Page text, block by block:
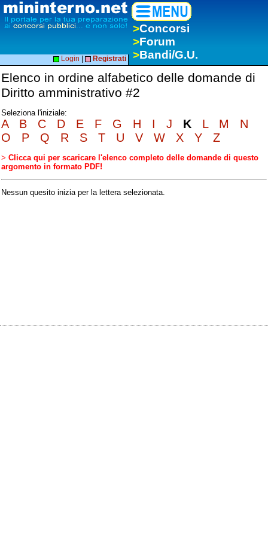
>Concorsi
>Forum
>Bandi/G.U.
Login Registrati
Elenco in ordine alfabetico delle domande di
Diritto amministrativo #2
Seleziona l'iniziale:
A B C D E F G H I J K L M
N
O
P Q R S T U V W X Y Z
> Clicca qui per scaricare l'elenco completo delle domande di questo
argomento in formato PDF!
Nessun quesito inizia per la lettera selezionata.